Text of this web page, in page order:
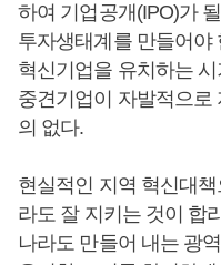
하여 기업공개(IPO)가
투자생태계를 만들어야
혁신기업을 유치하는
중견기업이 자발적으로
의 없다.
현실적인 지역 혁신대
라도 잘 지키는 것이 합
나라도 만들어 내는 광